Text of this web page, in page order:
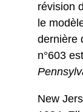
révision
le
dernière
n°603
New